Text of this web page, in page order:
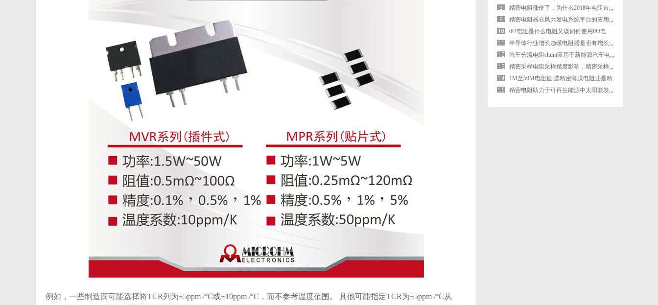
例如，一些制造商可能选择将TCR列为±5ppm /°C或±10ppm /°C，而不参考温度范围。 其他可能指定TCR为±5ppm /°C从
商务,,,
精密电阻涨价了，为什么2018年电阻市,,,
精密电阻器在风力发电系统平台的应用,,,
0Ω电阻是什么电阻又该如何使用0Ω电
阻,,,
半导体行业增长趋缓电阻器是否有增长,,,
汽车分流电阻shunt应用于新能源汽车电,,,
精密采样电阻采样精度影响，精密采样,,,
1M至50M电阻值,选精密薄膜电阻还是精
密,,,
精密电阻助力于可再生能源中太阳能发,,,